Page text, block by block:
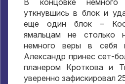
В концовке немного
уткнувшись в блок и
еще один блок –
ямальцам не столько
немного веры в себя
Александр принес сет-
планером Кроткова и
уверенно зафискировал